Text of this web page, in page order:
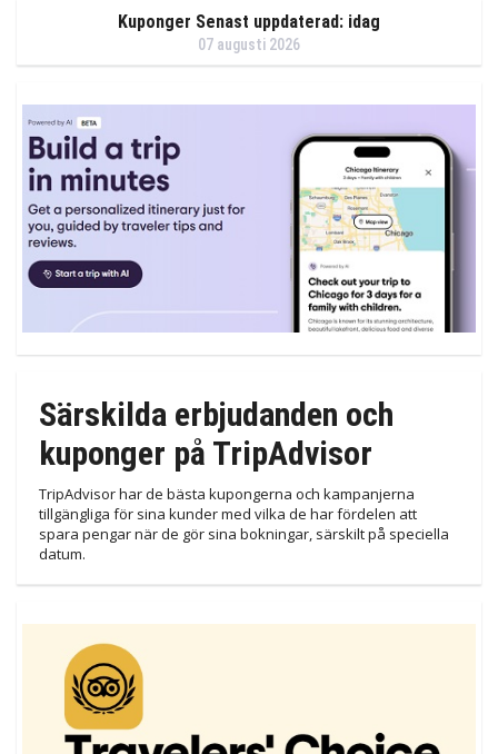
Kuponger Senast uppdaterad: idag
07 augusti 2026
Särskilda erbjudanden och
kuponger på TripAdvisor
TripAdvisor har de bästa kupongerna och kampanjerna
tillgängliga för sina kunder med vilka de har fördelen att
spara pengar när de gör sina bokningar, särskilt på speciella
datum.